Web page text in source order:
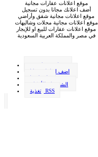
موقع اعلانات عقارات مجانية
أضف اعلانك مجانا بدون تسجيل
موقع اعلانات مجانية شقق وأراضي
موقع اعلانات مجانية محلات وشاليهات
موقع اعلانات عقارات للبيع او للإيجار
في مصر والمملكة العربية السعودية
اضف اعلانك مجانا
الشروط والأحكام
تغذية RSS